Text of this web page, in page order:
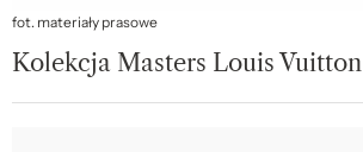
fot. materiały prasowe
Kolekcja Masters Louis